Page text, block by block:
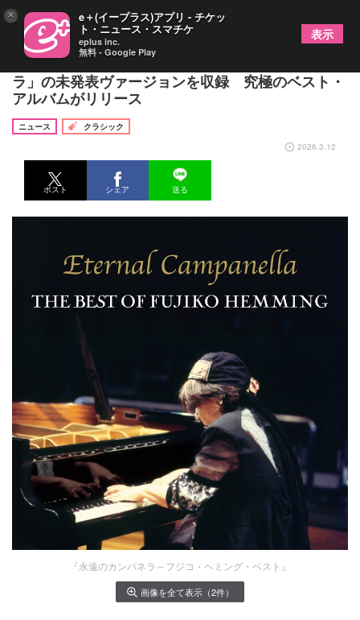
フジコ・ヘミング、代名詞的名曲「ラ・カンパネ
ラ」の未発表ヴァージョンを収録 究極のベスト・
アルバムがリリース
ニュース
クラシック
2026.3.12
ポスト シェア 送る
『永遠のカンパネラ～フジコ・ヘミング・ベスト』
画像を全て表示（2件）
× e＋(イープラス)アプリ - チケッ
ト・ニュース・スマチケ
eplus inc.
無料 - Google Play
表示